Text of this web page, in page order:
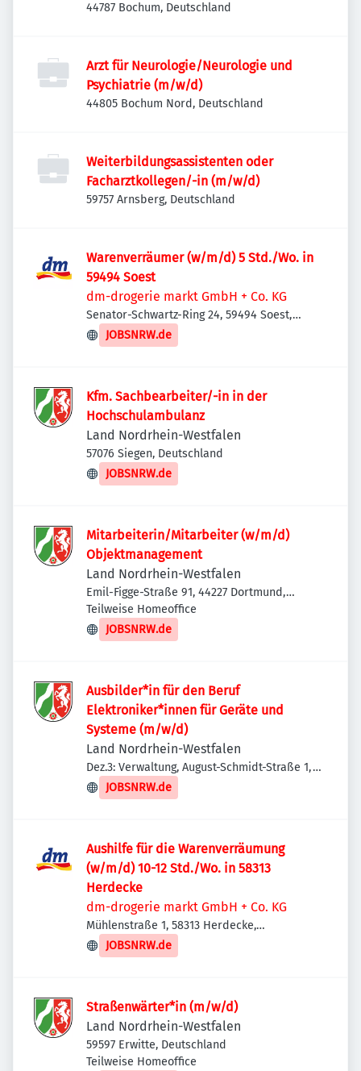
NRW
44787 Bochum, Deutschland
Arzt für Neurologie/Neurologie und
Psychiatrie (m/w/d)
44805 Bochum Nord, Deutschland
Weiterbildungsassistenten oder
Facharztkollegen/-in (m/w/d)
59757 Arnsberg, Deutschland
Warenverräumer (w/m/d) 5 Std./Wo. in
59494 Soest
dm-drogerie markt GmbH + Co. KG
Senator-Schwartz-Ring 24, 59494 Soest,
Deutschland
JOBSNRW.de
Kfm. Sachbearbeiter/-in in der
Hochschulambulanz
Land Nordrhein-Westfalen
57076 Siegen, Deutschland
JOBSNRW.de
Mitarbeiterin/Mitarbeiter (w/m/d)
Objektmanagement
Land Nordrhein-Westfalen
Emil-Figge-Straße 91, 44227 Dortmund,
Deutschland
Teilweise Homeoffice
JOBSNRW.de
Ausbilder*in für den Beruf
Elektroniker*innen für Geräte und
Systeme (m/w/d)
Land Nordrhein-Westfalen
Dez.3: Verwaltung, August-Schmidt-Straße 1,
44227 Dortmund, Deutschland
JOBSNRW.de
Aushilfe für die Warenverräumung
(w/m/d) 10-12 Std./Wo. in 58313
Herdecke
dm-drogerie markt GmbH + Co. KG
Mühlenstraße 1, 58313 Herdecke,
Deutschland
JOBSNRW.de
Straßenwärter*in (m/w/d)
Land Nordrhein-Westfalen
59597 Erwitte, Deutschland
Teilweise Homeoffice